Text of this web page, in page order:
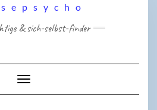
& sich-selbst-finder
Toggle Navigation